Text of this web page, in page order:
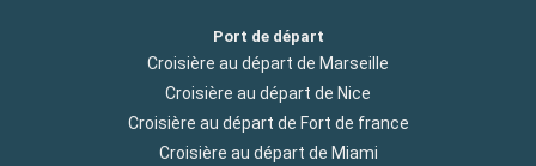
Port de départ
Croisière au départ de Marseille
Croisière au départ de Nice
Croisière au départ de Fort de france
Croisière au départ de Miami